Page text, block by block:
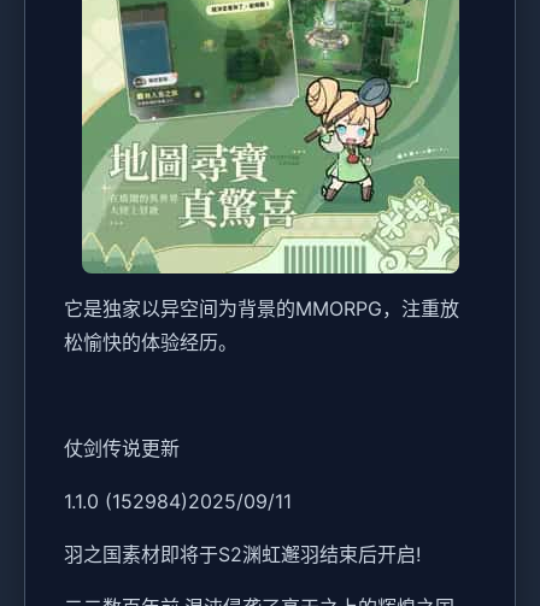
它是独家以异空间为背景的MMORPG，注重放
松愉快的体验经历。
仗剑传说更新
1.1.0 (152984)2025/09/11
羽之国素材即将于S2渊虹邂羽结束后开启!